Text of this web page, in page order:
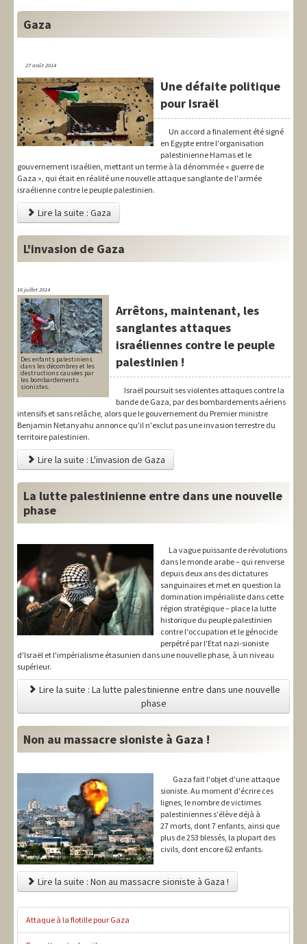
Gaza
27 août 2014
Une défaite politique
pour Israël
Un accord a finalement été signé
en Egypte entre l'organisation
palestinienne Hamas et le
gouvernement israélien, mettant un terme à la dénommée « guerre de
Gaza », qui était en réalité une nouvelle attaque sanglante de l'armée
israélienne contre le peuple palestinien.
Lire la suite : Gaza
L'invasion de Gaza
16 juillet 2014
Des enfants palestiniens
dans les décombres et les
destructions causées par
les bombardements
sionistes.
Arrêtons, maintenant, les
sanglantes attaques
israéliennes contre le peuple
palestinien !
Israël poursuit ses violentes attaques contre la
bande de Gaza, par des bombardements aériens
intensifs et sans relâche, alors que le gouvernement du Premier ministre
Benjamin Netanyahu annonce qu'il n'exclut pas une invasion terrestre du
territoire palestinien.
Lire la suite : L'invasion de Gaza
La lutte palestinienne entre dans une nouvelle
phase
La vague puissante de révolutions
dans le monde arabe – qui renverse
depuis deux ans des dictatures
sanguinaires et met en question la
domination impérialiste dans cette
région stratégique – place la lutte
historique du peuple palestinien
contre l'occupation et le génocide
perpétré par l'Etat nazi-sioniste
d'Israël et l'impérialisme étasunien dans une nouvelle phase, à un niveau
supérieur.
Lire la suite : La lutte palestinienne entre dans une nouvelle
phase
Non au massacre sioniste à Gaza !
Gaza fait l'objet d'une attaque
sioniste. Au moment d'écrire ces
lignes, le nombre de victimes
palestiniennes s'élève déjà à
27 morts, dont 7 enfants, ainsi que
plus de 253 blessés, la plupart des
civils, dont encore 62 enfants.
Lire la suite : Non au massacre sioniste à Gaza !
Attaque à la flotille pour Gaza